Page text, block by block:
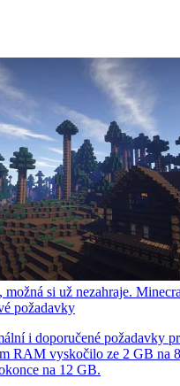
možná si už nezahraje.
požadavky
i doporučené požadavky
RAM vyskočilo ze 2 GB na
na 12 GB.